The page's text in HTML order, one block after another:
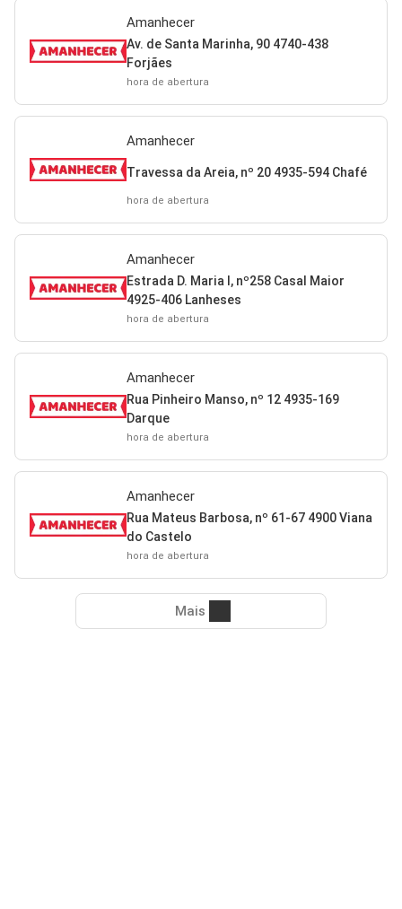
Amanhecer
Av. de Santa Marinha, 90 4740-438
Forjães
hora de abertura
Amanhecer
Travessa da Areia, nº 20 4935-594 Chafé
hora de abertura
Amanhecer
Estrada D. Maria I, nº258 Casal Maior
4925-406 Lanheses
hora de abertura
Amanhecer
Rua Pinheiro Manso, nº 12 4935-169
Darque
hora de abertura
Amanhecer
Rua Mateus Barbosa, nº 61-67 4900 Viana
do Castelo
hora de abertura
Mais